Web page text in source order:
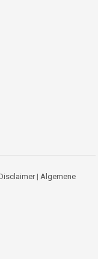
| Algemene